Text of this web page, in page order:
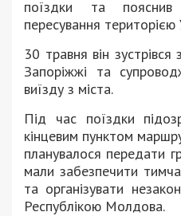
поїздки та пояснив
пересування територією
30 травня він
Запоріжжі та
виїзду з міста.
Під час поїздки
кінцевим пунктом
планувалося передати
мали забезпечити
та організувати
Республікою Молдова.